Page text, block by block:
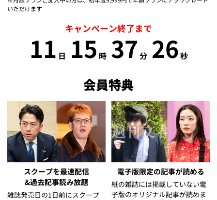
いただけます
キャンペーン終了まで
11 日 15 時 37 分 26秒
会員特典
スクープを最速配信
&過去記事読み放題
雑誌発売日の1日前にスクープ
電子版限定の記事が読める
紙の雑誌には掲載していない電
子版のオリジナル記事が読めま